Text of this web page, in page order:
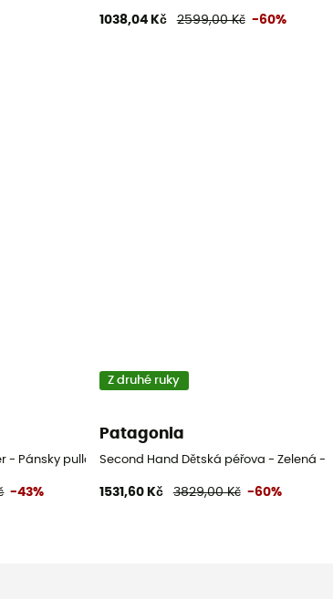
1038,04 Kč 2599,00 Kč -60%
- Pánsky pullover
-43%
Z druhé ruky
Patagonia
Second Hand Dětská péřova - Zelená - M
1531,60 Kč 3829,00 Kč -60%